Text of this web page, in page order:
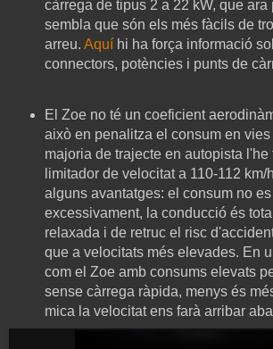
càrrega de tipus 2 a 22 kW, que ara
sembla que són els més fàcils de
arreu. Aquíhi ha força informació
connectors, potències i punts de
El Zoe no té un coeficient
això en penalitza el consum en
majoria de trajecte en autopista l'he
limitador de velocitat a 110-112 km/
alguns avantatges: el consum no
excessivament, la conducció és
relaxada i de retruc el risc
que a velocitats més elevades. En
com el Zoe amb consums elevats
sense càrrega ràpida, menys és
mica la velocitat ens farà arribar